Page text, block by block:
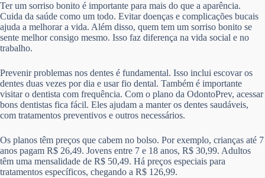
Ter um sorriso bonito é importante para mais do que a aparência.
Cuida da saúde como um todo. Evitar doenças e complicações bucais
ajuda a melhorar a vida. Além disso, quem tem um sorriso bonito se
sente melhor consigo mesmo. Isso faz diferença na vida social e no
trabalho.
Prevenir problemas nos dentes é fundamental. Isso inclui escovar os
dentes duas vezes por dia e usar fio dental. Também é importante
visitar o dentista com frequência. Com o plano da OdontoPrev, acessar
bons dentistas fica fácil. Eles ajudam a manter os dentes saudáveis,
com tratamentos preventivos e outros necessários.
Os planos têm preços que cabem no bolso. Por exemplo, crianças até 7
anos pagam R$ 26,49. Jovens entre 7 e 18 anos, R$ 30,99. Adultos
têm uma mensalidade de R$ 50,49. Há preços especiais para
tratamentos específicos, chegando a R$ 126,99.